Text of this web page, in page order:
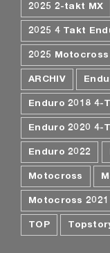
2025 2-takt MX
2025 4 Takt
2025 Motocross
ARCHIV
Enduro 2018 4-
Enduro 2020 4-
Enduro 2022
Motocross
Motocross 2021
TOP